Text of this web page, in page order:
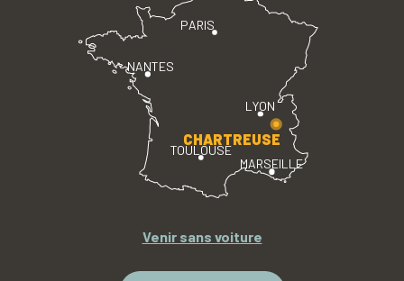
PARIS
LYON
TOULOUSE
MARSEILLE
NANTES
CHARTREUSE
Venir sans voiture